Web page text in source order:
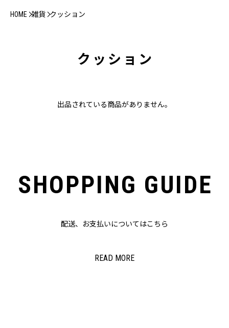
HOME 雑貨 クッション
クッション
出品されている商品がありません。
SHOPPING GUIDE
配送、お支払いについてはこちら
READ MORE